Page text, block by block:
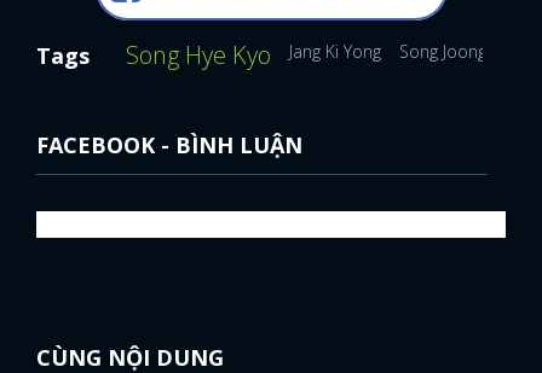
Tags Song Hye Kyo Jang Ki Yong Song Joong Ki
FACEBOOK - BÌNH LUẬN
CÙNG NỘI DUNG